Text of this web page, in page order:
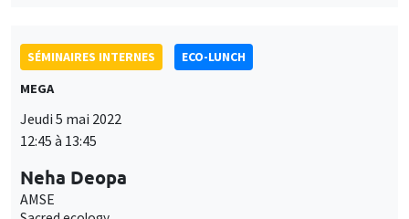
SÉMINAIRES INTERNES
ECO-LUNCH
MEGA
Jeudi 5 mai 2022
12:45 à 13:45
Neha Deopa
AMSE